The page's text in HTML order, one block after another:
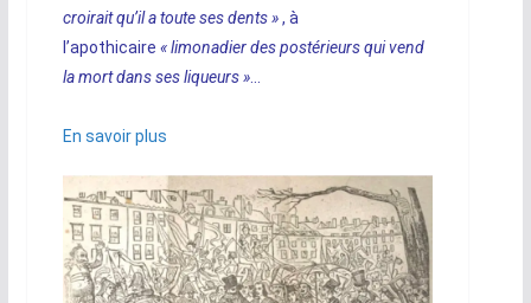
croirait qu’il a toute ses dents », à
l’apothicaire « limonadier des postérieurs qui vend
la mort dans ses liqueurs »..
En savoir plus